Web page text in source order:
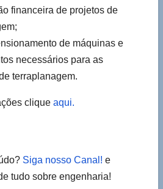
financeira de projetos de
de máquinas e
necessários para as
terraplanagem.
clique aqui.
Siga nosso Canal! e
tudo sobre engenharia!